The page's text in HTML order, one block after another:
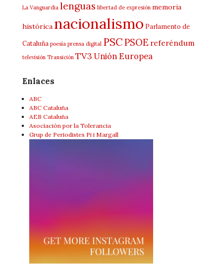
La Vanguardia lenguas libertad de expresión memoria
histórica nacionalismo Parlamento de
Cataluña poesía prensa digital PSCPSOE referéndum
televisión Transición TV3Unión Europea
Enlaces
ABC
ABC Cataluña
AEB Cataluña
Asociación por la Tolerancia
Grup de Periodistes Pi i Margall